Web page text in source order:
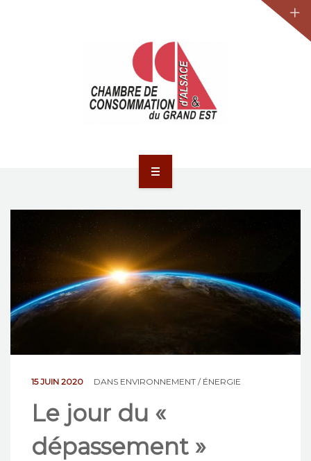
JURIDIQUE
LA CCA-GE
NOS ACTIONS
CONTACT
15 JUIN 2020 DANS ENVIRONNEMENT / ÉNERGIE
Le jour du «
dépassement »